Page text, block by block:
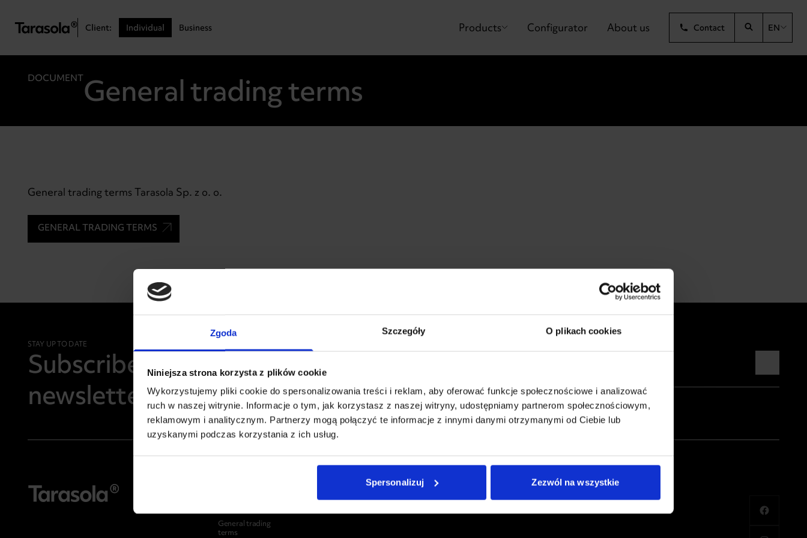
Zgoda Szczegóły O plikach cookies
Niniejsza strona korzysta z plików cookie
Wykorzystujemy pliki cookie do spersonalizowania treści i reklam, aby oferować funkcje społecznościowe i analizować
ruch w naszej witrynie. Informacje o tym, jak korzystasz z naszej witryny, udostępniamy partnerom społecznościowym,
reklamowym i analitycznym. Partnerzy mogą połączyć te informacje z innymi danymi otrzymanymi od Ciebie lub
uzyskanymi podczas korzystania z ich usług.
Spersonalizuj Zezwól na wszystkie
Client: Individual Business Products Configurator About us Contact EN
DOCUMENTGeneral trading terms
General trading terms Tarasola Sp. z o. o.
GENERAL TRADING TERMS
STAY UP TO DATE
Subscribe to the
newsletter
General trading
terms